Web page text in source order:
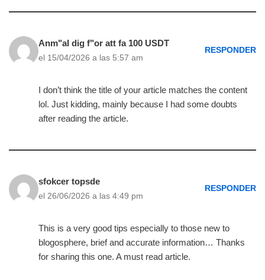
Anm"al dig f"or att fa 100 USDT
el 15/04/2026 a las 5:57 am
RESPONDER
I don’t think the title of your article matches the content
lol. Just kidding, mainly because I had some doubts
after reading the article.
sfokcer topsde
el 26/06/2026 a las 4:49 pm
RESPONDER
This is a very good tips especially to those new to
blogosphere, brief and accurate information… Thanks
for sharing this one. A must read article.